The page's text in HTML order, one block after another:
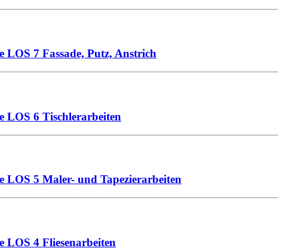
7 Fassade, Putz, Anstrich
LOS 6 Tischlerarbeiten
LOS 5 Maler- und Tapezierarbeiten
LOS 4 Fliesenarbeiten